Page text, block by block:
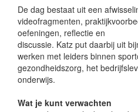
De dag bestaat uit een
videofragmenten,
oefeningen, reflectie en
discussie. Katz put daarbij uit
werken met leiders binnen
gezondheidszorg, het
onderwijs.
Wat je kunt verwachten